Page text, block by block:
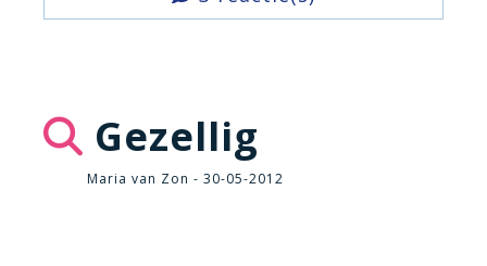
Gezellig
Maria van Zon - 30-05-2012